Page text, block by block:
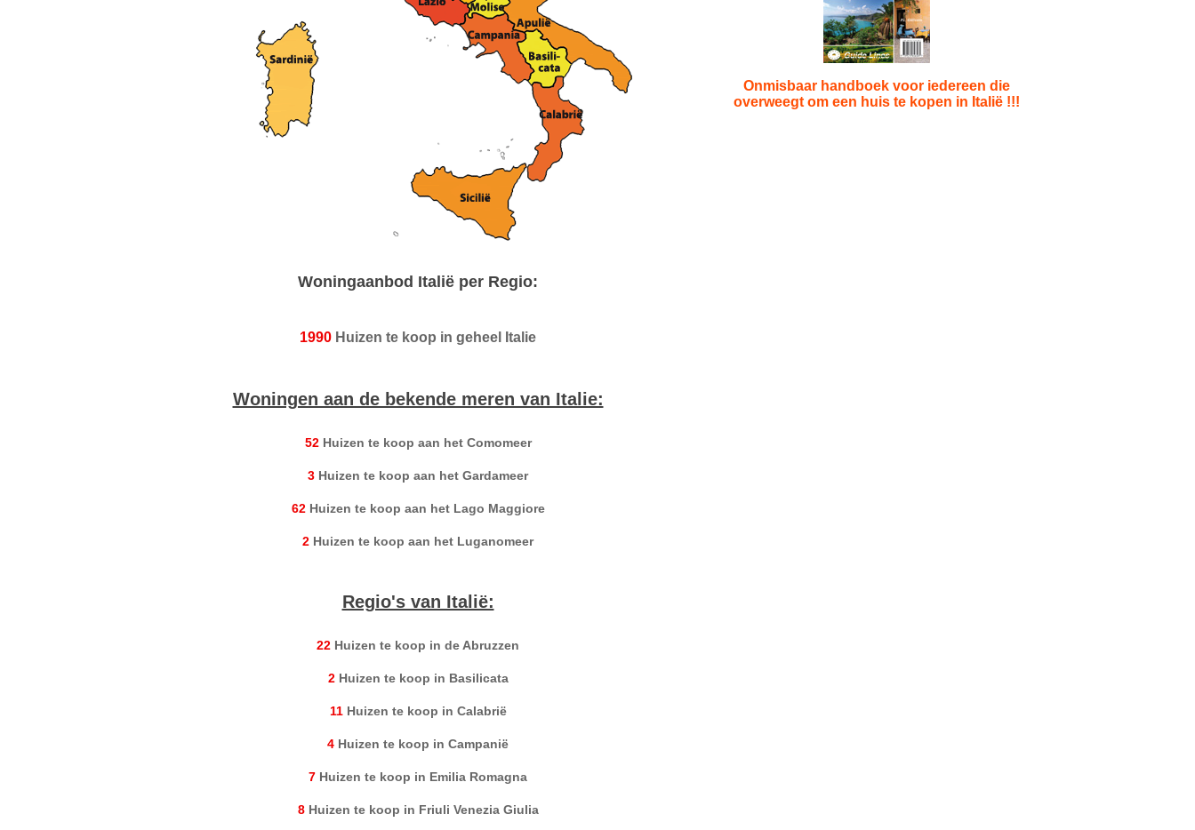
Woningaanbod Italië per Regio:
1990 Huizen te koop in geheel Italie
Woningen aan de bekende meren van Italie:
52 Huizen te koop aan het Comomeer
3 Huizen te koop aan het Gardameer
62 Huizen te koop aan het Lago Maggiore
2 Huizen te koop aan het Luganomeer
Regio's van Italië:
22 Huizen te koop in de Abruzzen
2 Huizen te koop in Basilicata
11 Huizen te koop in Calabrië
4 Huizen te koop in Campanië
7 Huizen te koop in Emilia Romagna
8 Huizen te koop in Friuli Venezia Giulia
Onmisbaar handboek voor iedereen die
overweegt om een huis te kopen in Italië !!!